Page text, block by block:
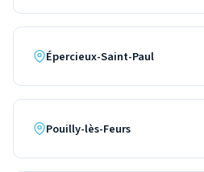
Épercieux-Saint-Paul
Pouilly-lès-Feurs